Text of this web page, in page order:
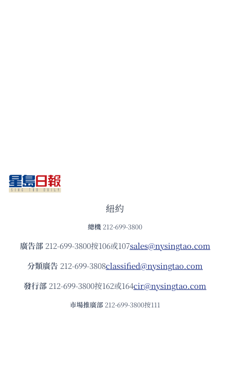
紐約
總機 212-699-3800
廣告部212-699-3800按106或107sales@nysingtao.com
分類廣告 212-699-3808classified@nysingtao.com
發⾏部 212-699-3800按162或164cir@nysingtao.com
市場推廣部 212-699-3800按111